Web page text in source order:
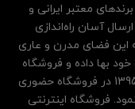
معتبر ایرانی و
آسان راه‌اندازی
این فضای مدرن و عاری
بها داده و فروشگاه
اینترنتی خود را بر پایه سال‌ها تجربه از سال 1395 در فروشگاه حضوری
فروشگاه اینترنتی